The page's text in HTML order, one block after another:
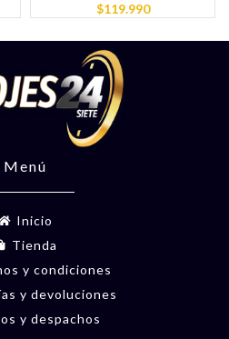
$119.990
Menú
Inicio
Tienda
y condiciones
y devoluciones
y despachos